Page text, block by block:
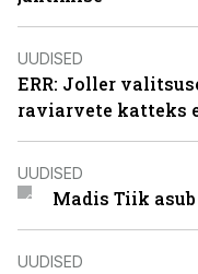
UUDISED
ERR: Joller
raviarvete katteks
UUDISED
Madis Tiik
UUDISED